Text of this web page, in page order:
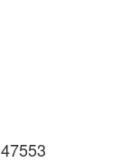
47553